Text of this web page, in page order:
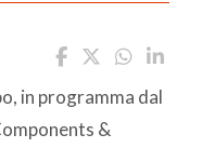
in programma dal
&